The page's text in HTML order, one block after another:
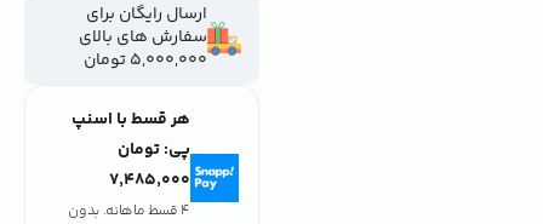
ارسال رایگان برای
سفارش های بالای
5,000,000 تومان
هر قسط با اسنپ
پی:تومان
۷٬۴۸۵٬۰۰۰
4 قسط ماهانه. بدون